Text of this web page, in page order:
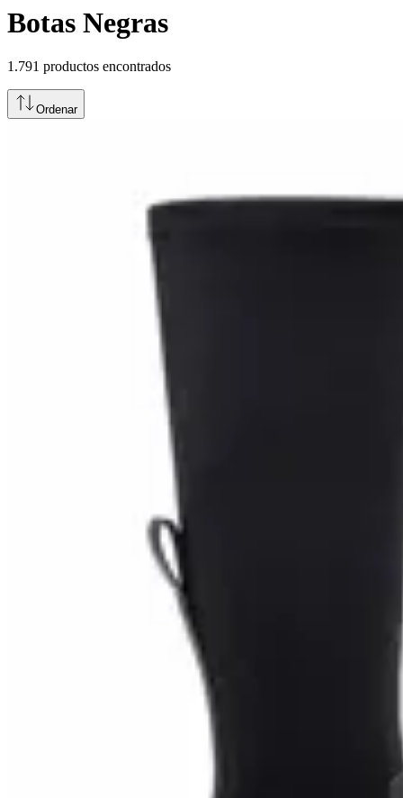
Botas Negras
1.791 productos encontrados
Ordenar
Bota Paddock Trapper